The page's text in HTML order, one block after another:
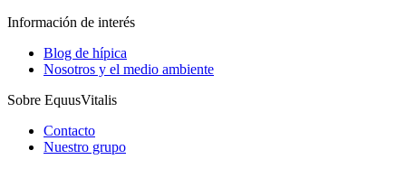
Información de interés
Blog de hípica
Nosotros y el medio ambiente
Sobre EquusVitalis
Contacto
Nuestro grupo